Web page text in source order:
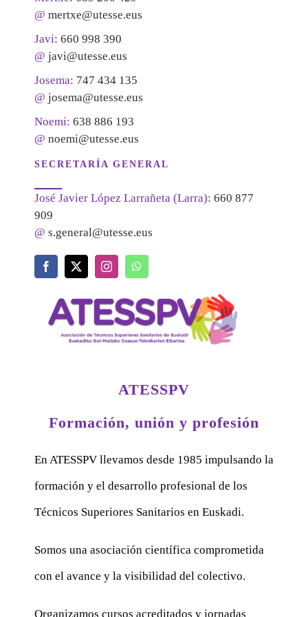
@ mertxe@utesse.eus
Javi: 660 998 390
@ javi@utesse.eus
Josema: 747 434 135
@ josema@utesse.eus
Noemi: 638 886 193
@ noemi@utesse.eus
SECRETARÍA GENERAL
José Javier López Larrañeta (Larra): 660 877
909
@ s.general@utesse.eus
ATESSPV
Formación, unión y profesión
En ATESSPV llevamos desde 1985 impulsando la
formación y el desarrollo profesional de los
Técnicos Superiores Sanitarios en Euskadi.
Somos una asociación científica comprometida
con el avance y la visibilidad del colectivo.
Organizamos cursos acreditados y jornadas